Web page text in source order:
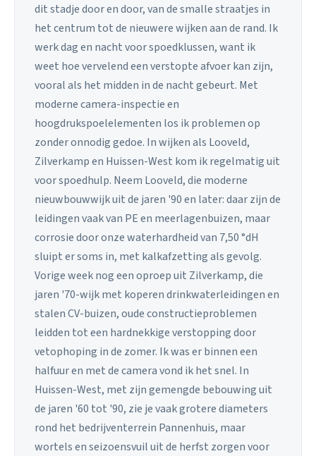
dit stadje door en door, van de smalle straatjes in
het centrum tot de nieuwere wijken aan de rand. Ik
werk dag en nacht voor spoedklussen, want ik
weet hoe vervelend een verstopte afvoer kan zijn,
vooral als het midden in de nacht gebeurt. Met
moderne camera-inspectie en
hoogdrukspoelelementen los ik problemen op
zonder onnodig gedoe. In wijken als Looveld,
Zilverkamp en Huissen-West kom ik regelmatig uit
voor spoedhulp. Neem Looveld, die moderne
nieuwbouwwijk uit de jaren '90 en later: daar zijn de
leidingen vaak van PE en meerlagenbuizen, maar
corrosie door onze waterhardheid van 7,50 °dH
sluipt er soms in, met kalkafzetting als gevolg.
Vorige week nog een oproep uit Zilverkamp, die
jaren '70-wijk met koperen drinkwaterleidingen en
stalen CV-buizen, oude constructieproblemen
leidden tot een hardnekkige verstopping door
vetophoping in de zomer. Ik was er binnen een
halfuur en met de camera vond ik het snel. In
Huissen-West, met zijn gemengde bebouwing uit
de jaren '60 tot '90, zie je vaak grotere diameters
rond het bedrijventerrein Pannenhuis, maar
wortels en seizoensvuil uit de herfst zorgen voor